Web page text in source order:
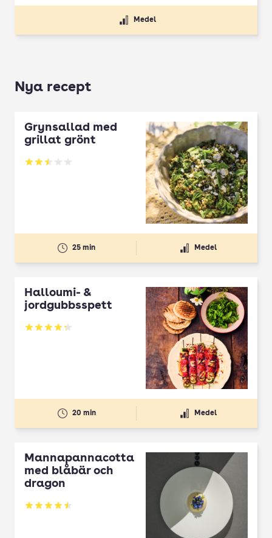
Medel
Nya recept
Grynsallad med
grillat grönt
Betyg: 2.5 av 5
25 min Medel
Halloumi- &
jordgubbsspett
Betyg: 4.3 av 5
20 min Medel
Mannapannacotta
med blåbär och
dragon
Betyg: 4.5 av 5